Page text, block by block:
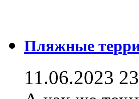
Пляжные
11.06.2023